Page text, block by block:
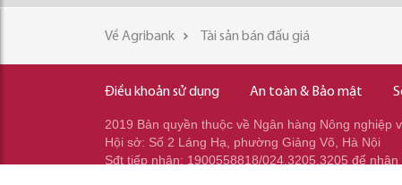
Về Agribank Tài sản bán đấu giá
Điều khoản sử dụng An toàn & Bảo mật
2019 Bản quyền thuộc về Ngân hàng Nông nghiệp
Hội sở: Số 2 Láng Hạ, phường Giảng Võ, Hà Nội
Sđt tiếp nhận: 1900558818/024.3205.3205 để